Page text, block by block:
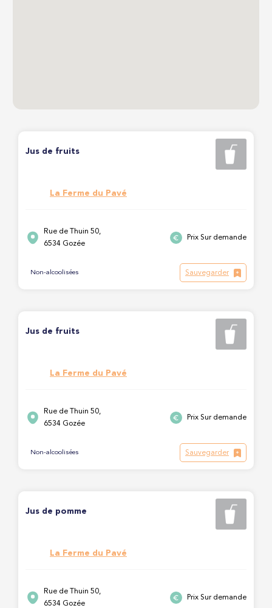
Jus de fruits
La Ferme du Pavé
Rue de Thuin 50,
6534 Gozée
Prix Sur demande
Non-alcoolisées Sauvegarder
Jus de fruits
La Ferme du Pavé
Rue de Thuin 50,
6534 Gozée
Prix Sur demande
Non-alcoolisées Sauvegarder
Jus de pomme
La Ferme du Pavé
Rue de Thuin 50,
6534 Gozée
Prix Sur demande